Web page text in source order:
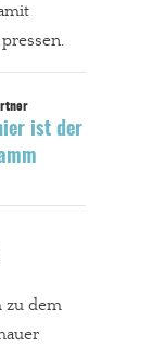
ist der
zu dem